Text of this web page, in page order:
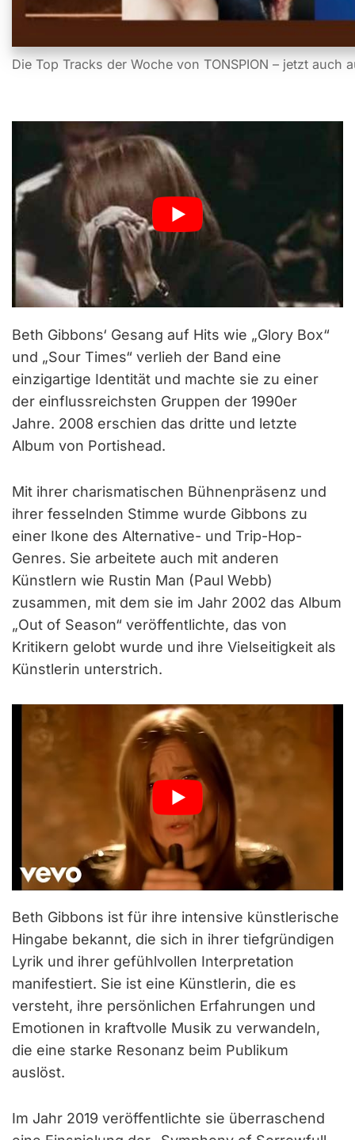
Die Top Tracks der Woche von TONSPION – jetzt auch
Beth Gibbons‘ Gesang auf Hits wie „Glory Box“
und „Sour Times“ verlieh der Band eine
einzigartige Identität und machte sie zu einer
der einflussreichsten Gruppen der 1990er
Jahre. 2008 erschien das dritte und letzte
Album von Portishead.
Mit ihrer charismatischen Bühnenpräsenz und
ihrer fesselnden Stimme wurde Gibbons zu
einer Ikone des Alternative- und Trip-Hop-
Genres. Sie arbeitete auch mit anderen
Künstlern wie Rustin Man (Paul Webb)
zusammen, mit dem sie im Jahr 2002 das Album
„Out of Season“ veröffentlichte, das von
Kritikern gelobt wurde und ihre Vielseitigkeit als
Künstlerin unterstrich.
Beth Gibbons ist für ihre intensive künstlerische
Hingabe bekannt, die sich in ihrer tiefgründigen
Lyrik und ihrer gefühlvollen Interpretation
manifestiert. Sie ist eine Künstlerin, die es
versteht, ihre persönlichen Erfahrungen und
Emotionen in kraftvolle Musik zu verwandeln,
die eine starke Resonanz beim Publikum
auslöst.
Im Jahr 2019 veröffentlichte sie überraschend